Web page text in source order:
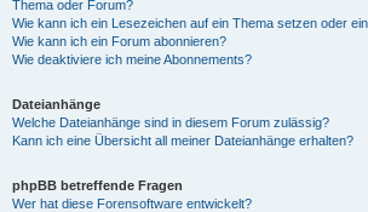
Thema oder Forum?
Wie kann ich ein Lesezeichen auf ein Thema setzen oder
Wie kann ich ein Forum abonnieren?
Wie deaktiviere ich meine Abonnements?
Dateianhänge
Welche Dateianhänge sind in diesem Forum zulässig?
Kann ich eine Übersicht all meiner Dateianhänge erhalten?
phpBB betreffende Fragen
Wer hat diese Forensoftware entwickelt?